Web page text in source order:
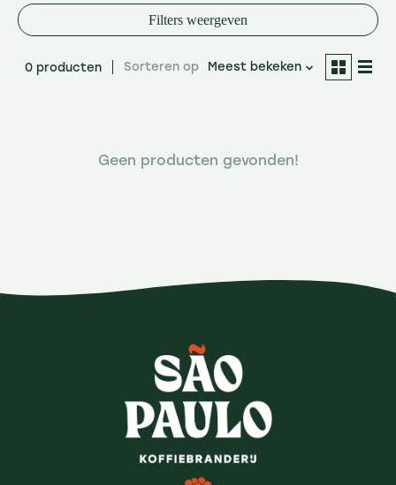
Filters weergeven
0 producten Sorteren op Meest bekeken
Geen producten gevonden!